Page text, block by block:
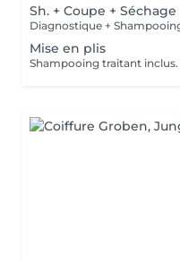
Sh. + Coupe + Séchage
Mise en plis
Shampooing traitant